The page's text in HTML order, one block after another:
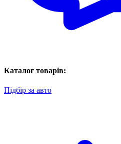
Каталог товарів:
Підбір за авто